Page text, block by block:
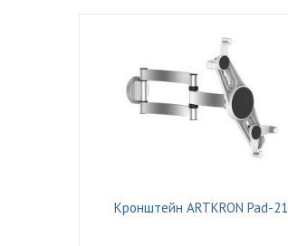
Кронштейн ARTKRON Pad-21